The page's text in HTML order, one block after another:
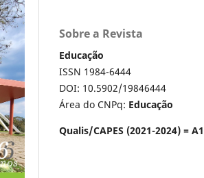
Sobre a Revista
Educação
ISSN 1984-6444
DOI: 10.5902/19846444
Área do CNPq: Educação
Qualis/CAPES (2021-2024) = A1